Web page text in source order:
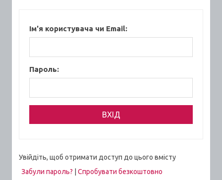
Ім'я користувача чи Email:
Пароль:
Увійдіть, щоб отримати доступ до цього вмісту
Забули пароль?
Спробувати безкоштовно